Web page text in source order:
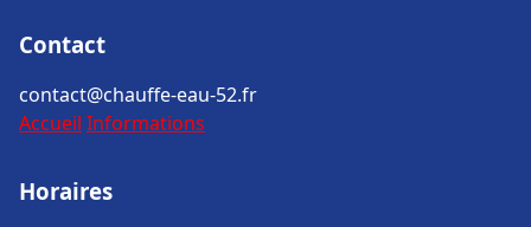
Contact
contact@chauffe-eau-52.fr
Accueil Informations
Horaires